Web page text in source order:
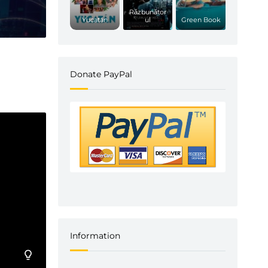
ului
Yucatán
Răzbunător
ul
Green Book
Donate PayPal
Information